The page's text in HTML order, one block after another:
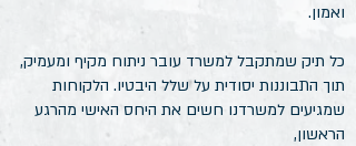
ואמון.
כל תיק שמתקבל למשרד עובר ניתוח מקיף ומעמיק,
תוך התבוננות יסודית על שלל היבטיו. הלקוחות
שמגיעים למשרדנו חשים את היחס האישי מהרגע
הראשון,